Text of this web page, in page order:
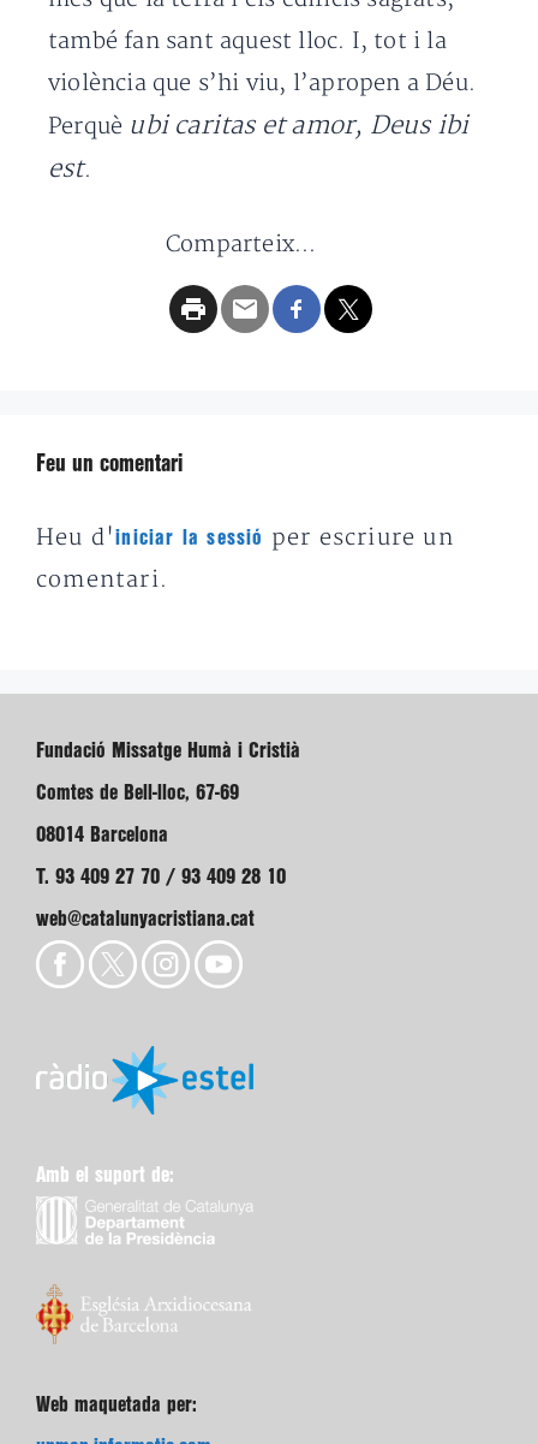
també fan sant aquest lloc. I, tot i la
violència que s’hi viu, l’apropen a Déu.
Perquè ubi caritas et amor, Deus ibi
est.
Comparteix...
Feu un comentari
Heu d'iniciar la sessió
per escriure un
comentari.
Fundació Missatge Humà i Cristià
Comtes de Bell-lloc, 67-69
08014 Barcelona
T. 93 409 27 70 / 93 409 28 10
web@catalunyacristiana.cat
Amb el suport de:
Web maquetada per: